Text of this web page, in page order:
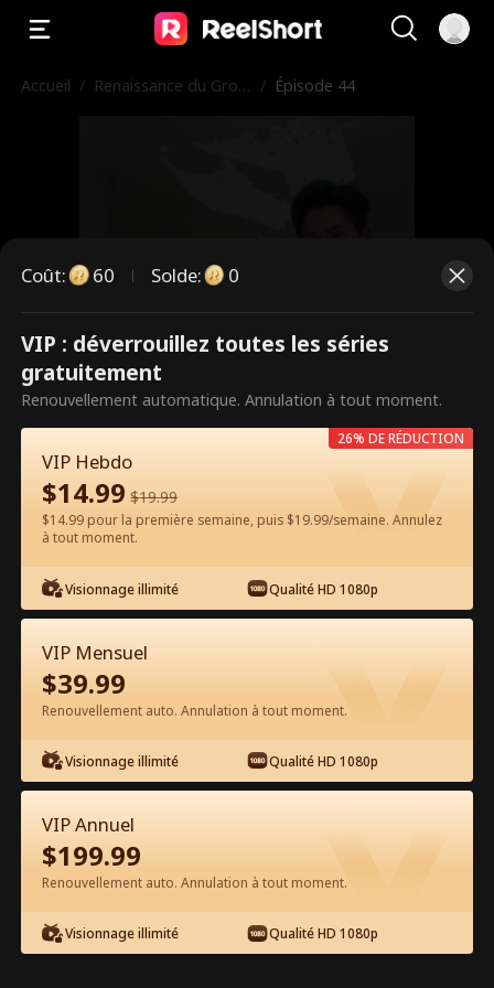
Accueil / Renaissance du Gros
/ Épisode 44
Ce sont des épisodes payants.
Débloquez pour regarder.
60 Débloquer maintenant
Épisode 44 - Renaissance du Gros
Bonnet Emprisonné Film complet
1-50 51-80 Tous les épisodes
44
Coût: 60 Solde: 0
VIP : déverrouillez toutes les séries
gratuitement
Renouvellement automatique. Annulation à tout moment.
VIP Hebdo
$14.99 $19.99
$14.99 pour la première semaine, puis $19.99/semaine. Annulez
à tout moment.
Visionnage illimité Qualité HD 1080p
26% DE RÉDUCTION
VIP Mensuel
$39.99
Renouvellement auto. Annulation à tout moment.
Visionnage illimité Qualité HD 1080p
VIP Annuel
$199.99
Renouvellement auto. Annulation à tout moment.
Visionnage illimité Qualité HD 1080p